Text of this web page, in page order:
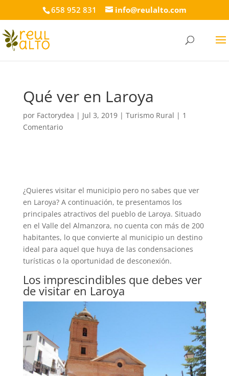
658 952 831 info@reulalto.com
Qué ver en Laroya
por Factorydea | Jul 3, 2019| Turismo Rural | 1
Comentario
¿Quieres visitar el municipio pero no sabes que ver
en Laroya? A continuación, te presentamos los
principales atractivos del pueblo de Laroya. Situado
en el Valle del Almanzora, no cuenta con más de 200
habitantes, lo que convierte al municipio un destino
ideal para aquel que huya de las condensaciones
turísticas o la oportunidad de desconexión.
Los imprescindibles que debes ver
de visitar en Laroya